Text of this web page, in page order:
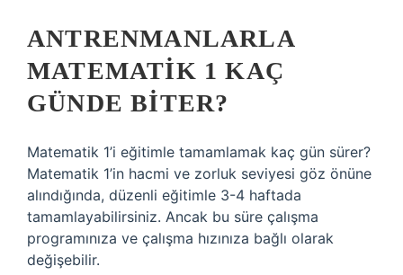
ANTRENMANLARLA
MATEMATIK 1 KAÇ
GÜNDE BITER?
Matematik 1’i eğitimle tamamlamak kaç gün sürer?
Matematik 1’in hacmi ve zorluk seviyesi göz önüne
alındığında, düzenli eğitimle 3-4 haftada
tamamlayabilirsiniz. Ancak bu süre çalışma
programınıza ve çalışma hızınıza bağlı olarak
değişebilir.